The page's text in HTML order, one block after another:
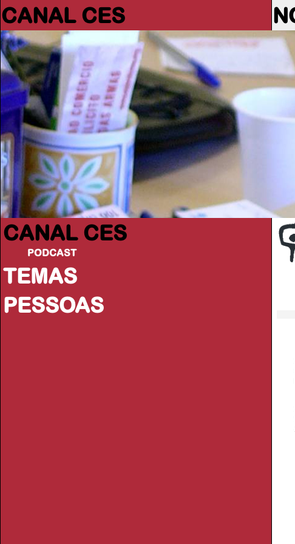
CANAL CES
CANAL CES
PODCAST
TEMAS
PESSOAS